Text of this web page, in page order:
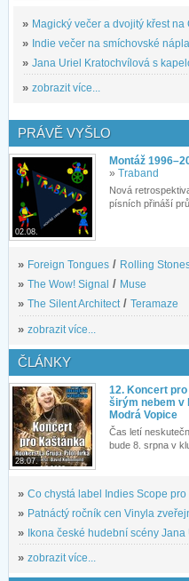
» Magický večer a dvojitý křest na
» Indie večer na smíchovské
» Jana Uriel Kratochvílová s
» zobrazit více...
PRÁVĚ VYŠLO
02.08.
Montáž
» Traband
Nová
písních přináší
» Foreign Tongues / Rolling
» The Wow! Signal / Muse
» The Silent Architect/ Teramaze
» zobrazit více...
ČLÁNKY
28.07.
12. Koncert
širým nebem v
Modrá Vopice
Čas letí
bude 8. srpna v
» Co chystá label Indies Scope
» Patnáctý ročník cen Vinyla
» Ikona české hudební scény Jana
» zobrazit více...